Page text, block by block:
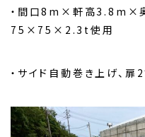
・間口8m×軒高
75×75×2.3t使用
・サイド自動巻き上げ、扉